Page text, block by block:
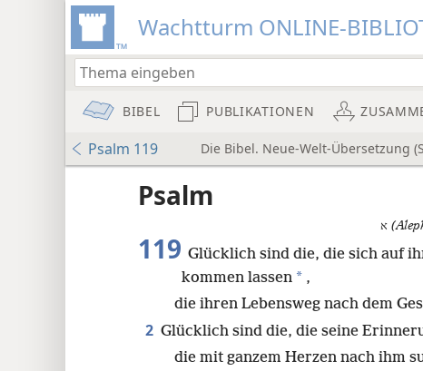
Wachtturm ONLINE-
BIBEL PUBLIKATIONEN
Psalm 119 Die Bibel. Neue-Welt-Übersetzung
Psalm
א
119 Glücklich sind die, die sich auf
kommen lassen * ,
die ihren Lebensweg nach dem
2 Glücklich sind die, die seine
die mit ganzem Herzen nach ihm